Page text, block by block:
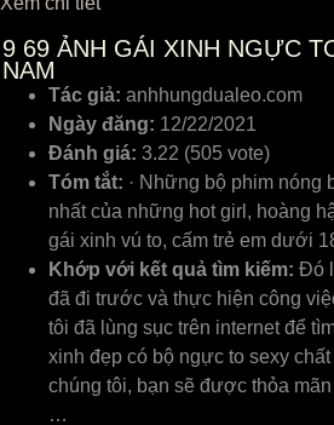
9 69 ẢNH GÁI XINH NGỰC
NAM
Tác giả: anhhungdualeo.com
Ngày đăng: 12/22/2021
Đánh giá: 3.22 (505 vote)
Tóm tắt: · Những bộ phim nóng
nhất của những hot girl, hoàng
gái xinh vú to, cấm trẻ em dưới
Khớp với kết quả tìm kiếm: Đó
đã đi trước và thực hiện công
tôi đã lùng sục trên internet để
xinh đẹp có bộ ngực to sexy
chúng tôi, bạn sẽ được thỏa
…